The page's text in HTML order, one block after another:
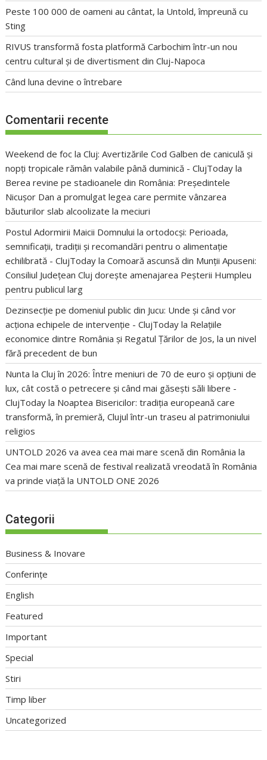
Peste 100 000 de oameni au cântat, la Untold, împreună cu
Sting
RIVUS transformă fosta platformă Carbochim într-un nou
centru cultural și de divertisment din Cluj-Napoca
Când luna devine o întrebare
Comentarii recente
Weekend de foc la Cluj: Avertizările Cod Galben de caniculă și
nopți tropicale rămân valabile până duminică - ClujToday la
Berea revine pe stadioanele din România: Președintele
Nicușor Dan a promulgat legea care permite vânzarea
băuturilor slab alcoolizate la meciuri
Postul Adormirii Maicii Domnului la ortodocși: Perioada,
semnificații, tradiții și recomandări pentru o alimentație
echilibrată - ClujToday laComoară ascunsă din Munții Apuseni:
Consiliul Județean Cluj dorește amenajarea Peșterii Humpleu
pentru publicul larg
Dezinsecție pe domeniul public din Jucu: Unde și când vor
acționa echipele de intervenție - ClujToday la Relațiile
economice dintre România și Regatul Țărilor de Jos, la un nivel
fără precedent de bun
Nunta la Cluj în 2026: Între meniuri de 70 de euro și opțiuni de
lux, cât costă o petrecere și când mai găsești săli libere -
ClujToday la Noaptea Bisericilor: tradiția europeană care
transformă, în premieră, Clujul într-un traseu al patrimoniului
religios
UNTOLD 2026 va avea cea mai mare scenă din România la
Cea mai mare scenă de festival realizată vreodată în România
va prinde viață la UNTOLD ONE 2026
Categorii
Business & Inovare
Conferințe
English
Featured
Important
Special
Stiri
Timp liber
Uncategorized